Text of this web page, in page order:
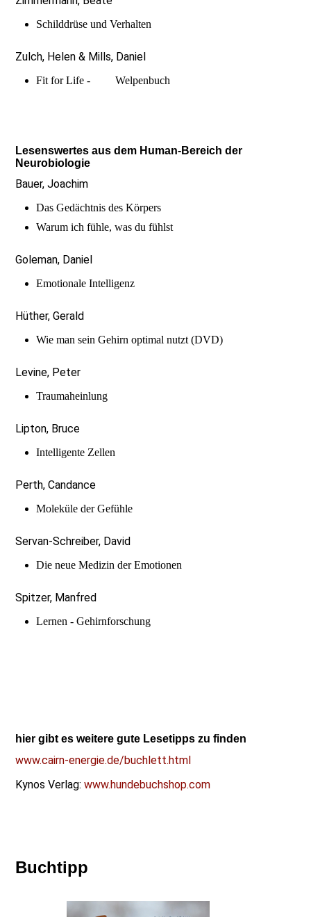
Schilddrüse und Verhalten
Zulch, Helen & Mills, Daniel
Fit for Life - Welpenbuch
Lesenswertes aus dem Human-Bereich der
Neurobiologie
Bauer, Joachim
Das Gedächtnis des Körpers
Warum ich fühle, was du fühlst
Goleman, Daniel
Emotionale Intelligenz
Hüther, Gerald
Wie man sein Gehirn optimal nutzt (DVD)
Levine, Peter
Traumaheinlung
Lipton, Bruce
Intelligente Zellen
Perth, Candance
Moleküle der Gefühle
Servan-Schreiber, David
Die neue Medizin der Emotionen
Spitzer, Manfred
Lernen - Gehirnforschung
hier gibt es weitere gute Lesetipps zu finden
www.cairn-energie.de/buchlett.html
Kynos Verlag:www.hundebuchshop.com
Buchtipp